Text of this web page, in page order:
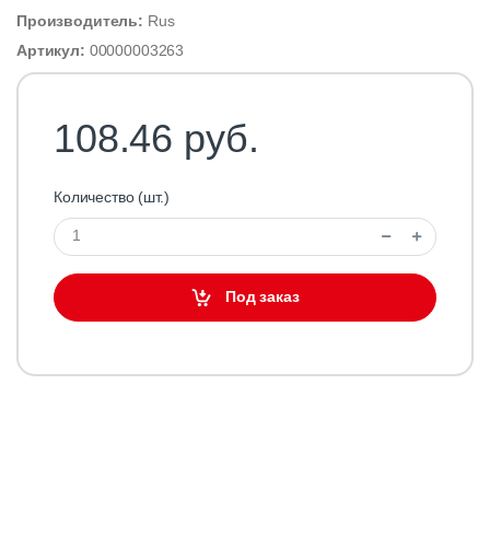
Производитель: Rus
Артикул: 00000003263
108.46 руб.
Количество (шт.)
Под заказ